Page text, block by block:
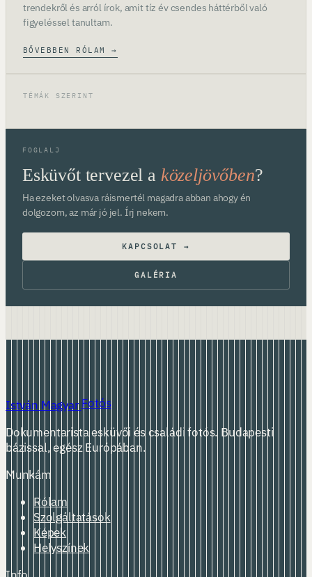
trendekről és arról írok, amit tíz év csendes háttérből való
figyeléssel tanultam.
BŐVEBBEN RÓLAM →
TÉMÁK SZERINT
FOGLALJ
Esküvőt tervezel a közeljövőben?
Ha ezeket olvasva ráismertél magadra abban ahogy én
dolgozom, az már jó jel. Írj nekem.
KAPCSOLAT →
GALÉRIA
István MagyarFotós
Dokumentarista esküvői és családi fotós. Budapesti
bázissal, egész Európában.
Munkám
Rólam
Szolgáltatások
Képek
Helyszínek